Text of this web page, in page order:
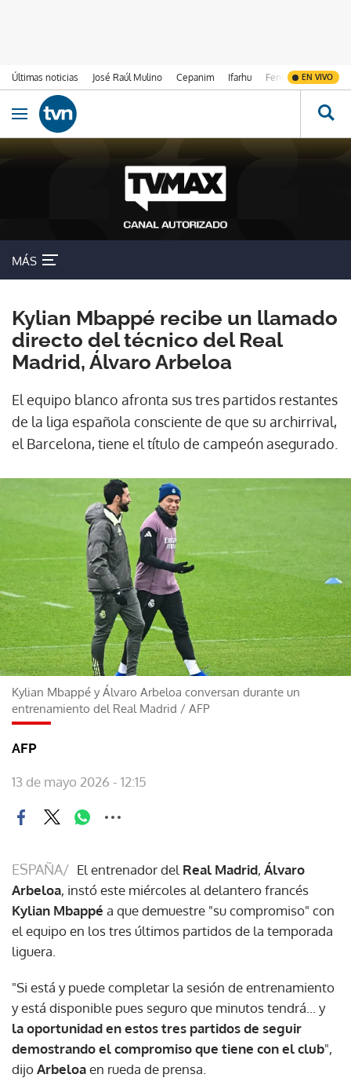
Últimas noticias José Raúl Mulino Cepanim Ifarhu Fenómeno de El
EN VIVO
Ir al contenido
Obrir navegació
MÁS
Kylian Mbappé recibe un llamado
directo del técnico del Real
Madrid, Álvaro Arbeloa
El equipo blanco afronta sus tres partidos restantes
de la liga española consciente de que su archirrival,
el Barcelona, tiene el título de campeón asegurado.
Kylian Mbappé y Álvaro Arbeloa conversan durante un
entrenamiento del Real Madrid / AFP
AFP
13 de mayo 2026 - 12:15
ESPAÑA/ El entrenador del Real Madrid, Álvaro
Arbeloa, instó este miércoles al delantero francés
Kylian Mbappé a que demuestre "su compromiso" con
el equipo en los tres últimos partidos de la temporada
liguera.
"Si está y puede completar la sesión de entrenamiento
y está disponible pues seguro que minutos tendrá... y
la oportunidad en estos tres partidos de seguir
demostrando el compromiso que tiene con el club",
dijoArbeloaen rueda de prensa.